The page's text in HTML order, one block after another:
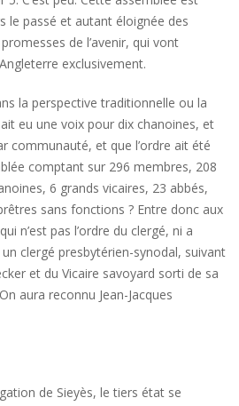
le passé et autant éloignée des
de l’avenir, qui vont
exclusivement.
la perspective traditionnelle ou la
eu une voix pour dix chanoines, et
communauté, et que l’ordre ait été
comptant sur 296 membres, 208
6 grands vicaires, 23 abbés,
sans fonctions ? Entre donc aux
n’est pas l’ordre du clergé, ni a
clergé presbytérien-synodal, suivant
et du Vicaire savoyard sorti de sa
aura reconnu Jean-Jacques
de Sieyès, le tiers état se